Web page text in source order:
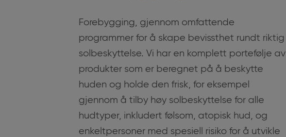
Forebygging, gjennom omfattende
programmer for å skape bevissthet rundt riktig
solbeskyttelse. Vi har en komplett portefølje av
produkter som er beregnet på å beskytte
huden og holde den frisk, for eksempel
gjennom å tilby høy solbeskyttelse for alle
hudtyper, inkludert følsom, atopisk hud, og
enkeltpersoner med spesiell risiko for å utvikle